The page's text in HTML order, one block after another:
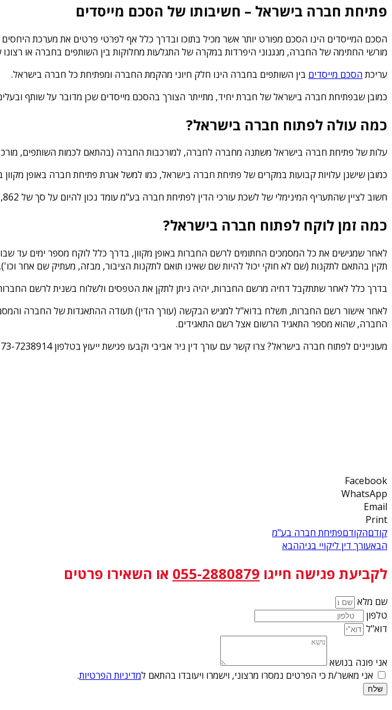
פתיחת חברה בישראל – חשיבותו של הסכם מייסדים
הסכם המייסדים הינו הסכם מפורט יותר אשר מכיל בתוכו ובדרך כלל אף לפרטי פרטים את מערכת
מורשי החתימה של החברה, מנגנוני היפרדות במקרה של התגלעות מחלוקות בין השותפים בחברה או
עריכת הסכם מייסדים בין השותפים בחברה הינו חלק חיוני מהקמת החברה ומפתיחת כל חברה בישראל.
כמובן שבפתיחת חברה בישראל של חברת יחיד, מתייתר הצורך בהסכם מייסדים שכן מדובר על שותף
כמה עולה לפתוח חברה בישראל?
עלות של פתיחת חברה בישראל משתנה מחברה לחברה, למורכבות החברה (בהתאם לכמות השותפים,
כמובן שישנן עלויות קבועות במקרים של פתיחת חברה בישראל, כמו למשל אגרת פתיחת חברה באופן מקוון ברשם
חשוב לציין שהתעריף המינימלי של לשכת עורכי הדין לפתיחת חברה בע"מ עומד נכון להיום על סך של 1,862 ש"ח, אך כמובן שכל עורך דין מתמחר את השירות בהתאם לראות עיניו.
כמה זמן לוקח לפתוח חברה בישראל?
לאחר שמגישים את כל המסמכים החתומים לרשם החברות באופן מקוון, בדרך כלל לוקח מספר ימים
תקין בהתאם לתקנות (שם לא חוקי יכול להיות שם שאינו תואם לתקנות הציבור, מבזה, מעתיק שם אחר
בדרך כלל לאחר שתתקבל דחיה מרשם החברות, יהיה ניתן לתקן את הטפסים ולשלוח בשנית לרשם
לאחר אישור רשם החברות, תשלח בדוא"ל למגיש הבקשה (עורך הדין) תעודה ההתאגדות של החברה
החברה, שהוא מספר התאגיד הרשום אצל רשם התאגידים.
מעוניינים לפתוח חברה בישראל? צרו קשר עם עורך דין ניר אביבי וקבעו פגישת ייעוץ בטלפון 073-7238914.
Facebook
WhatsApp
Email
Print
קודםהקודםפתיחת חברה בע"מ
הבאעורך דין ליקויי בניההבא
לקביעת פגישה חייגו 055-2880879 או השאירו פרטים
שם מלא
טלפון
דוא"ל
אני פונה בנושא
אני מאשר/ת כי הפרטים נמסרו מרצוני, וישמרו ויעובדו בהתאם למדיניות הפרטיות.
שלח